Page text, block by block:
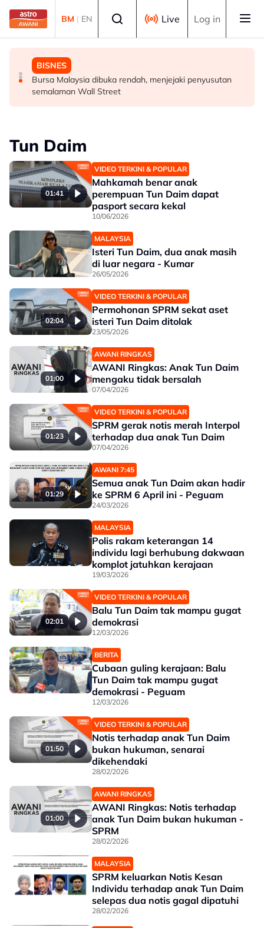
Skip to main content
BM | EN Live Log in
DUNIA
Konvoi Darat Palestin tiba di Gaziantep dalam
perjalanan ke wilayah Palestin
MALAYSIA
Siasatan segera tragedi renjatan elektrik tiga anggota
polis - Saifuddin Nasution
BISNES
Bursa Malaysia dibuka rendah, menjejaki penyusutan
semalaman Wall Street
Tun Daim
01:41
VIDEO TERKINI & POPULAR
Mahkamah benar anak
perempuan Tun Daim dapat
pasport secara kekal
10/06/2026
MALAYSIA
Isteri Tun Daim, dua anak masih
di luar negara - Kumar
26/05/2026
02:04
VIDEO TERKINI & POPULAR
Permohonan SPRM sekat aset
isteri Tun Daim ditolak
23/05/2026
01:00
AWANI RINGKAS
AWANI Ringkas: Anak Tun Daim
mengaku tidak bersalah
07/04/2026
01:23
VIDEO TERKINI & POPULAR
SPRM gerak notis merah Interpol
terhadap dua anak Tun Daim
07/04/2026
01:29
AWANI 7:45
Semua anak Tun Daim akan hadir
ke SPRM 6 April ini - Peguam
24/03/2026
MALAYSIA
Polis rakam keterangan 14
individu lagi berhubung dakwaan
komplot jatuhkan kerajaan
19/03/2026
02:01
VIDEO TERKINI & POPULAR
Balu Tun Daim tak mampu gugat
demokrasi
12/03/2026
BERITA
Cubaan guling kerajaan: Balu
Tun Daim tak mampu gugat
demokrasi - Peguam
12/03/2026
01:50
VIDEO TERKINI & POPULAR
Notis terhadap anak Tun Daim
bukan hukuman, senarai
dikehendaki
28/02/2026
01:00
AWANI RINGKAS
AWANI Ringkas: Notis terhadap
anak Tun Daim bukan hukuman -
SPRM
28/02/2026
MALAYSIA
SPRM keluarkan Notis Kesan
Individu terhadap anak Tun Daim
selepas dua notis gagal dipatuhi
28/02/2026